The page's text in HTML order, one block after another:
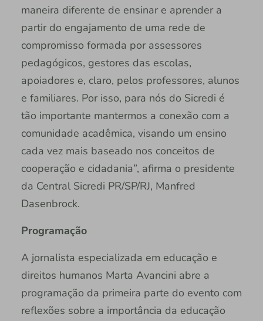
maneira diferente de ensinar e aprender a
partir do engajamento de uma rede de
compromisso formada por assessores
pedagógicos, gestores das escolas,
apoiadores e, claro, pelos professores, alunos
e familiares. Por isso, para nós do Sicredi é
tão importante mantermos a conexão com a
comunidade acadêmica, visando um ensino
cada vez mais baseado nos conceitos de
cooperação e cidadania”, afirma o presidente
da Central Sicredi PR/SP/RJ, Manfred
Dasenbrock.
Programação
A jornalista especializada em educação e
direitos humanos Marta Avancini abre a
programação da primeira parte do evento com
reflexões sobre a importância da educação